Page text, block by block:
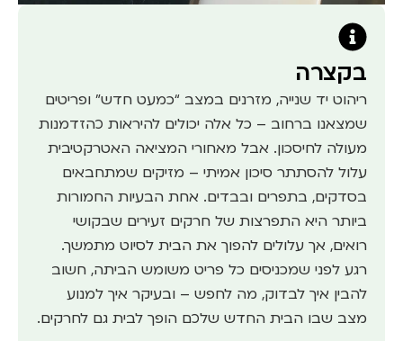
בקצרה
ריהוט יד שנייה, מזרנים במצב “כמעט חדש” ופריטים
שמצאנו ברחוב – כל אלה יכולים להיראות כהזדמנות
מעולה לחיסכון. אבל מאחורי המציאה האטרקטיבית
עלול להסתתר סיכון אמיתי – מזיקים שמתחבאים
בסדקים, בתפרים ובבדים. אחת הבעיות החמורות
ביותר היא התפרצות של חרקים זעירים שבקושי
רואים, אך עלולים להפוך את הבית לסיוט מתמשך.
רגע לפני שמכניסים כל פריט משומש הביתה, חשוב
להבין איך לבדוק, מה לחפש – ובעיקר איך למנוע
מצב שבו הבית החדש שלכם הופך לבית גם לחרקים.